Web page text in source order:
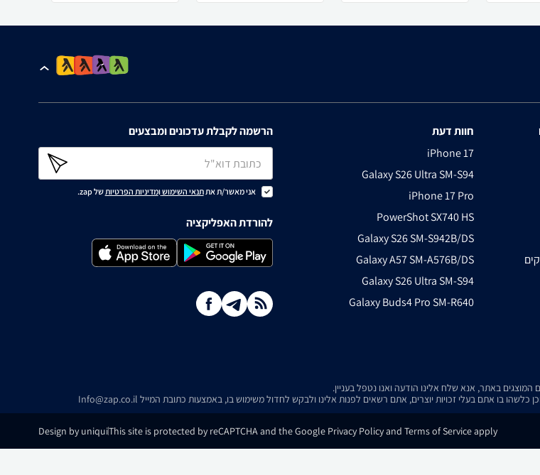
חוות דעת
iPhone 17
Galaxy S26 Ultra SM-S94
iPhone 17 Pro
PowerShot SX740 HS
Galaxy S26 SM-S942B/DS
Galaxy A57 SM-A576B/DS
Galaxy S26 Ultra SM-S94
Galaxy Buds4 Pro SM-R640
הרשמה לקבלת עדכונים ומבצעים
אני מאשר/ת אתתנאי השימושומדיניות הפרטיותשל zap.
להורדת האפליקציה
בו אתם בעלי זכויות יוצרים, אתם רשאים לפנות אלינו ולבקש לחדול משימוש בו, באמצעות כתובת המייל Info@zap.co.il
This site is protected by reCAPTCHA and the Google Privacy Policy and Terms of Service apply
Design by uniqui